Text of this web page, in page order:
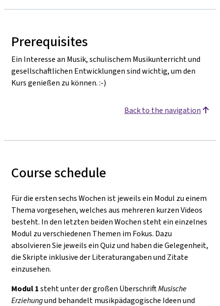
Prerequisites
Ein Interesse an Musik, schulischem Musikunterricht und
gesellschaftlichen Entwicklungen sind wichtig, um den
Kurs genießen zu können. :-)
Back to the navigation
Course schedule
Für die ersten sechs Wochen ist jeweils ein Modul zu einem
Thema vorgesehen, welches aus mehreren kurzen Videos
besteht. In den letzten beiden Wochen steht ein einzelnes
Modul zu verschiedenen Themen im Fokus. Dazu
absolvieren Sie jeweils ein Quiz und haben die Gelegenheit,
die Skripte inklusive der Literaturangaben und Zitate
einzusehen.
Modul 1steht unter der großen ÜberschriftMusische
Erziehungund behandelt musikpädagogische Ideen und